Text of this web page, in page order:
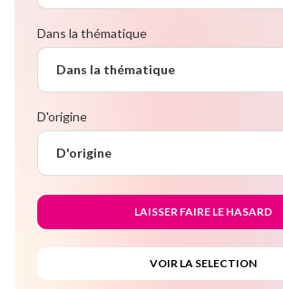
Dans la thématique
Dans la thématique
D'origine
D'origine